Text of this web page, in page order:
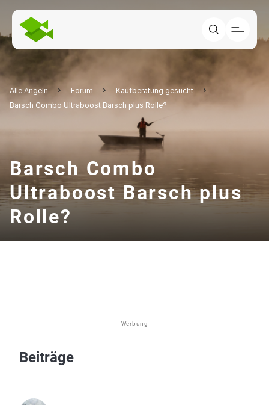
Alle Angeln Forum
Kaufberatung gesucht
Barsch Combo Ultraboost Barsch plus Rolle?
Barsch Combo
Ultraboost Barsch plus
Rolle?
Werbung
Beiträge